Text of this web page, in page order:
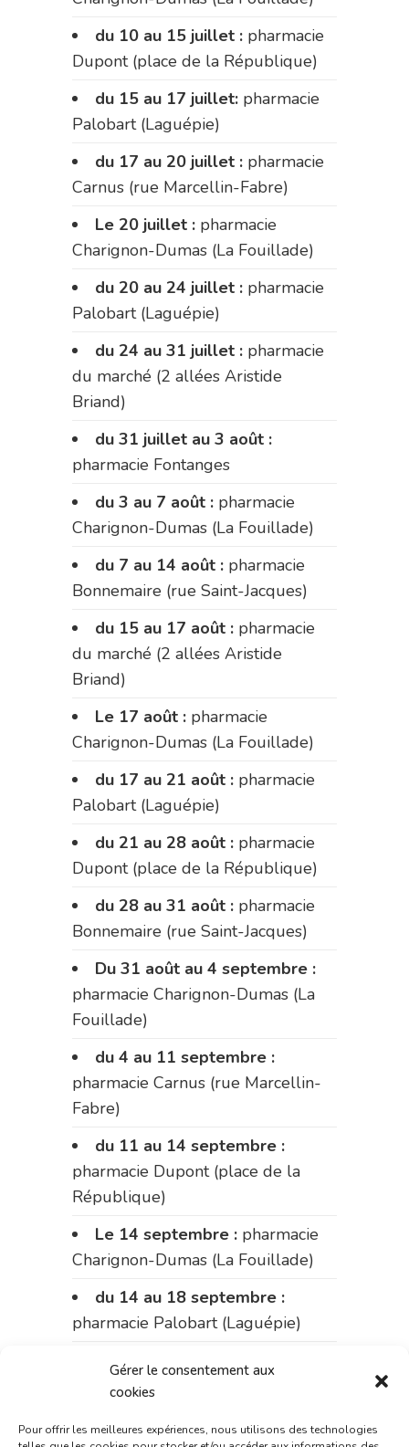
Gérer le consentement aux
cookies
Pour offrir les meilleures expériences, nous utilisons des technologies
du 10 au 15 juillet : pharmacie
Dupont (place de la République)
du 15 au 17 juillet: pharmacie
Palobart (Laguépie)
du 17 au 20 juillet : pharmacie
Carnus (rue Marcellin-Fabre)
Le 20 juillet : pharmacie
Charignon-Dumas (La Fouillade)
du 20 au 24 juillet : pharmacie
Palobart (Laguépie)
du 24 au 31 juillet : pharmacie
du marché (2 allées Aristide
Briand)
du 31 juillet au 3 août :
pharmacie Fontanges
du 3 au 7 août : pharmacie
Charignon-Dumas (La Fouillade)
du 7 au 14 août : pharmacie
Bonnemaire (rue Saint-Jacques)
du 15 au 17 août : pharmacie
du marché (2 allées Aristide
Briand)
Le 17 août : pharmacie
Charignon-Dumas (La Fouillade)
du 17 au 21 août : pharmacie
Palobart (Laguépie)
du 21 au 28 août : pharmacie
Dupont (place de la République)
du 28 au 31 août : pharmacie
Bonnemaire (rue Saint-Jacques)
Du 31 août au 4 septembre :
pharmacie Charignon-Dumas (La
Fouillade)
du 4 au 11 septembre :
pharmacie Carnus (rue Marcellin-
Fabre)
du 11 au 14 septembre :
pharmacie Dupont (place de la
République)
Le 14 septembre : pharmacie
Charignon-Dumas (La Fouillade)
du 14 au 18 septembre :
pharmacie Palobart (Laguépie)
du 18 au 25 septembre :
pharmacie Fontanges
du 25 au 28 septembre :